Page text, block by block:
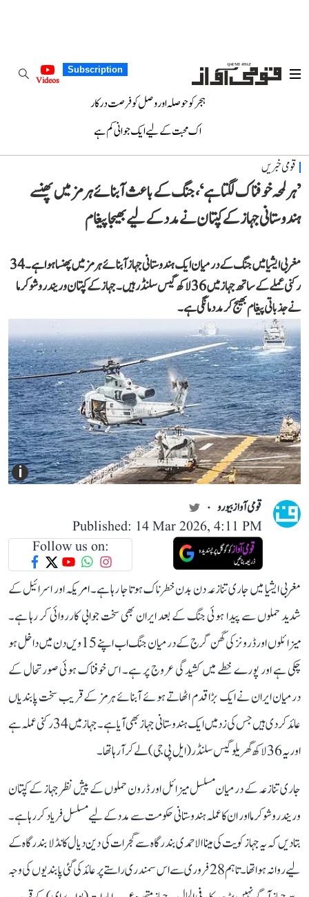
Subscription
Videos
ہجر کو حوصلہ اور وصل کو فرصت درکار
اک محبت کے لیے ایک جوانی کم ہے
قومی خبریں
’ہر لمحہ خوفناک لگتا ہے‘، جنگ کے باعث آبنائے ہرمز میں پھنسے
ہندوستانی جہاز کے کپتان نے مدد کے لیے بھیجا پیغام
مغربی ایشیا میں جنگ کے درمیان ایک ہندوستانی جہاز آبنائے ہرمز میں پھنسا ہوا ہے۔ 34
رکنی عملے کے ساتھ جہاز میں 36 لاکھ گیس سلنڈر ہیں۔ جہاز کے کپتان وریندر وشوکرما
نے جذباتی پیغام بھیج کرمدد مانگی ہے۔
i
قومی آواز بیورو
Published: 14 Mar 2026, 4:11 PM
Follow us on:
مغربی ایشیا میں جاری تنازعہ دن بدن خطرناک ہوتا جا رہا ہے۔ امریکہ اور اسرائیل کے
شدید حملوں سے پیدا ہوئی جنگ کے بعد ایران بھی سخت جوابی کارروائی کر رہا ہے۔
میزائلوں اور ڈرونز کی گھن گرج کے درمیان جنگ اب اپنے 15ویں دن میں داخل ہو
چکی ہے اور پورے خطے میں کشیدگی عروج پر ہے۔ اس خوفناک ہوئی صورتحال کے
درمیان ایران نے ایک بڑا قدم اٹھاتے ہوئے آبنائے ہرمز کے قریب سخت پابندیاں
عائد کر دی ہیں جس کی زد میں ایک ہندوستانی جہاز بھی آیا ہے۔ جہازمیں 34 رکنی عملہ ہے
اور یہ 36 لاکھ گھریلو گیس سلنڈر (ایل پی جی) لے کر آرہا تھا۔
جاری تنازعہ کے درمیان مسلسل میزائل اور ڈرون حملوں کے پیش نظر جہاز کے کپتان
وریندر وشوکرما اور ان کا عملہ ہندوستانی حکومت سے مدد کے لیے مسلسل فریاد کر رہا ہے۔
بتا دیں کہ یہ جہاز کویت کی مینا الاحمدی بندرگاہ سے گجرات کی دین دیال کانڈلا بندرگاہ کے
لیے روانہ ہوا تھا۔ تاہم 28 فروری سے اس سمندری راستے پر عائد کی گئی پابندیوں کی وجہ